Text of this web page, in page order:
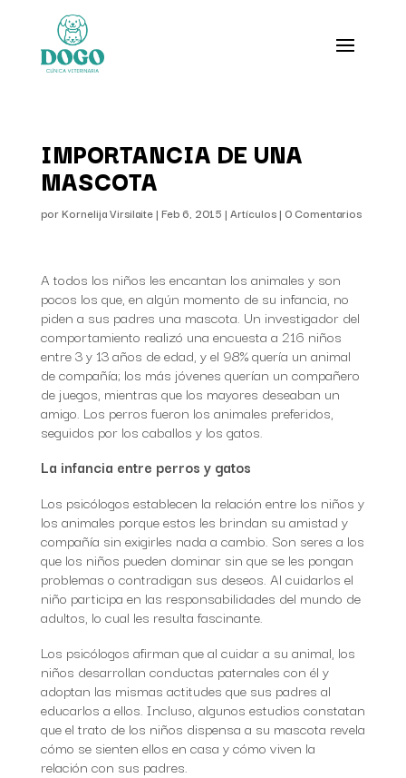
IMPORTANCIA DE UNA
MASCOTA
porKornelija Virsilaite| Feb 6, 2015 | Artículos| 0 Comentarios
A todos los niños les encantan los animales y son
pocos los que, en algún momento de su infancia, no
piden a sus padres una mascota. Un investigador del
comportamiento realizó una encuesta a 216 niños
entre 3 y 13 años de edad, y el 98% quería un animal
de compañía; los más jóvenes querían un compañero
de juegos, mientras que los mayores deseaban un
amigo. Los perros fueron los animales preferidos,
seguidos por los caballos y los gatos.
La infancia entre perros y gatos
Los psicólogos establecen la relación entre los niños y
los animales porque estos les brindan su amistad y
compañía sin exigirles nada a cambio. Son seres a los
que los niños pueden dominar sin que se les pongan
problemas o contradigan sus deseos. Al cuidarlos el
niño participa en las responsabilidades del mundo de
adultos, lo cual les resulta fascinante.
Los psicólogos afirman que al cuidar a su animal, los
niños desarrollan conductas paternales con él y
adoptan las mismas actitudes que sus padres al
educarlos a ellos. Incluso, algunos estudios constatan
que el trato de los niños dispensa a su mascota revela
cómo se sienten ellos en casa y cómo viven la
relación con sus padres.